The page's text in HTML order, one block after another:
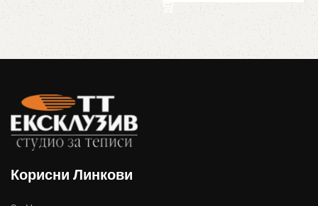
Корисни Линкови